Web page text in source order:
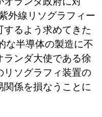
外線リソグラフィー
るよう求めてきた
な半導体の製造に不
ンダ大使である徐
ソグラフィ装置の
係を損なうことに